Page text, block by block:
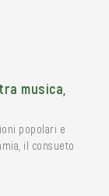
musica,
popolari e
il consueto